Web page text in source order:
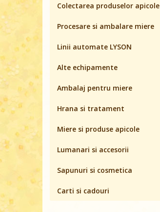
Colectarea produselor apicole
Procesare si ambalare miere
Linii automate LYSON
Alte echipamente
Ambalaj pentru miere
Hrana si tratament
Miere si produse apicole
Lumanari si accesorii
Sapunuri si cosmetica
Carti si cadouri